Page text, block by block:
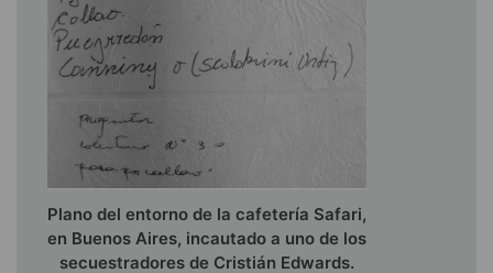
Plano del entorno de la cafetería Safari,
en Buenos Aires, incautado a uno de los
secuestradores de Cristián Edwards.